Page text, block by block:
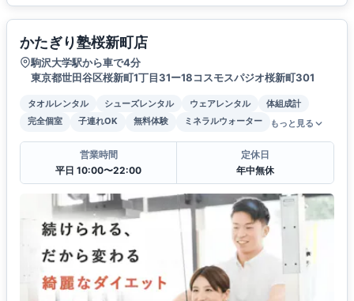
かたぎり塾桜新町店
駒沢大学駅から車で4分
東京都世田谷区桜新町1丁目31ー18コスモスパジオ桜新町301
タオルレンタル シューズレンタル ウェアレンタル
体組成計
完全個室
子連れOK 無料体験 ミネラルウォーター もっと見る
営業時間
平日 10:00〜22:00
定休日
年中無休